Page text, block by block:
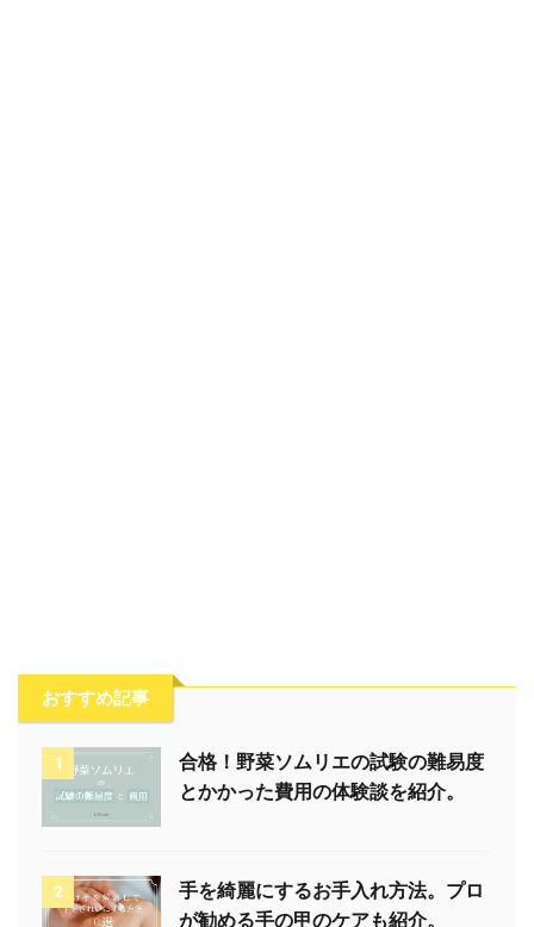
おすすめ記事
1
合格！野菜ソムリエの試験の難易度
とかかった費用の体験談を紹介。
2
手を綺麗にするお手入れ方法。プロ
が勧める手の甲のケアも紹介。